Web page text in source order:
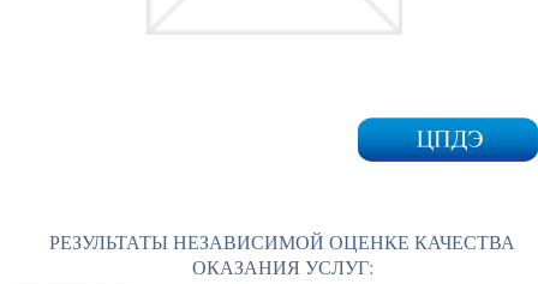
РЕЗУЛЬТАТЫ НЕЗАВИСИМОЙ ОЦЕНКЕ КАЧЕСТВА
ОКАЗАНИЯ УСЛУГ: